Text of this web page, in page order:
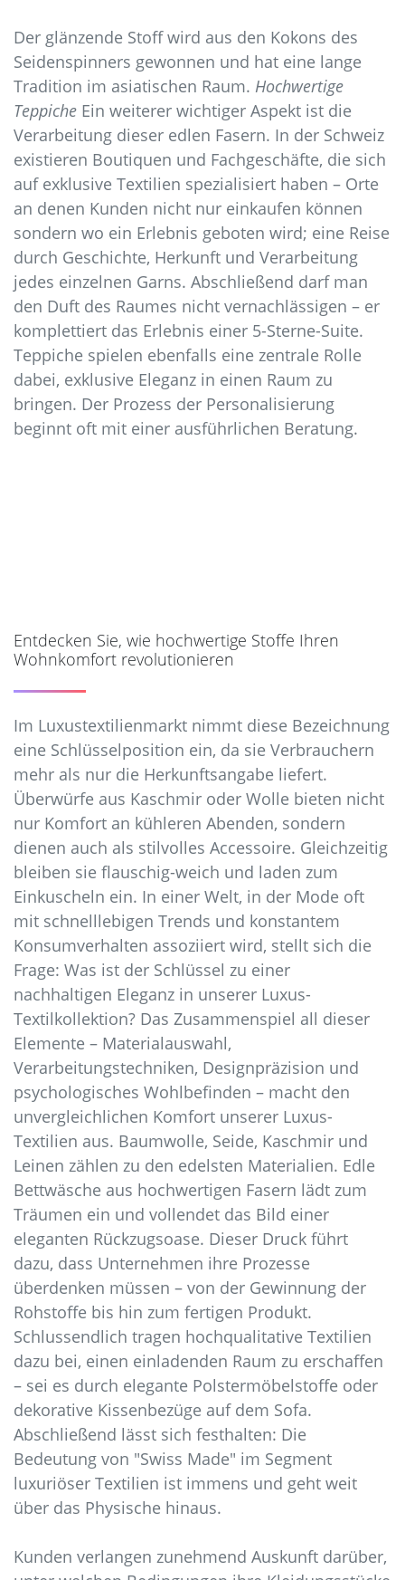
Der glänzende Stoff wird aus den Kokons des
Seidenspinners gewonnen und hat eine lange
Tradition im asiatischen Raum. Hochwertige
Teppiche Ein weiterer wichtiger Aspekt ist die
Verarbeitung dieser edlen Fasern. In der Schweiz
existieren Boutiquen und Fachgeschäfte, die sich
auf exklusive Textilien spezialisiert haben – Orte
an denen Kunden nicht nur einkaufen können
sondern wo ein Erlebnis geboten wird; eine Reise
durch Geschichte, Herkunft und Verarbeitung
jedes einzelnen Garns. Abschließend darf man
den Duft des Raumes nicht vernachlässigen – er
komplettiert das Erlebnis einer 5-Sterne-Suite.
Teppiche spielen ebenfalls eine zentrale Rolle
dabei, exklusive Eleganz in einen Raum zu
bringen. Der Prozess der Personalisierung
beginnt oft mit einer ausführlichen Beratung.
Entdecken Sie, wie hochwertige Stoffe Ihren
Wohnkomfort revolutionieren
Im Luxustextilienmarkt nimmt diese Bezeichnung
eine Schlüsselposition ein, da sie Verbrauchern
mehr als nur die Herkunftsangabe liefert.
Überwürfe aus Kaschmir oder Wolle bieten nicht
nur Komfort an kühleren Abenden, sondern
dienen auch als stilvolles Accessoire. Gleichzeitig
bleiben sie flauschig-weich und laden zum
Einkuscheln ein. In einer Welt, in der Mode oft
mit schnelllebigen Trends und konstantem
Konsumverhalten assoziiert wird, stellt sich die
Frage: Was ist der Schlüssel zu einer
nachhaltigen Eleganz in unserer Luxus-
Textilkollektion? Das Zusammenspiel all dieser
Elemente – Materialauswahl,
Verarbeitungstechniken, Designpräzision und
psychologisches Wohlbefinden – macht den
unvergleichlichen Komfort unserer Luxus-
Textilien aus. Baumwolle, Seide, Kaschmir und
Leinen zählen zu den edelsten Materialien. Edle
Bettwäsche aus hochwertigen Fasern lädt zum
Träumen ein und vollendet das Bild einer
eleganten Rückzugsoase. Dieser Druck führt
dazu, dass Unternehmen ihre Prozesse
überdenken müssen – von der Gewinnung der
Rohstoffe bis hin zum fertigen Produkt.
Schlussendlich tragen hochqualitative Textilien
dazu bei, einen einladenden Raum zu erschaffen
– sei es durch elegante Polstermöbelstoffe oder
dekorative Kissenbezüge auf dem Sofa.
Abschließend lässt sich festhalten: Die
Bedeutung von "Swiss Made" im Segment
luxuriöser Textilien ist immens und geht weit
über das Physische hinaus.
Kunden verlangen zunehmend Auskunft darüber,